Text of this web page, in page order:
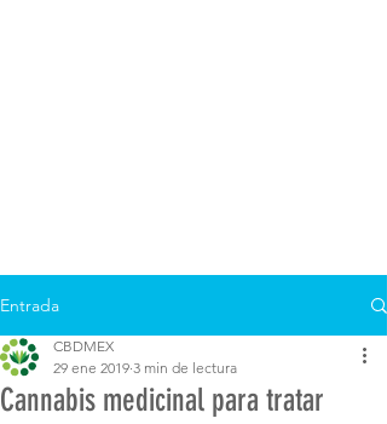
Entrada
Cannabis medicinal para tratar
CBDMEX
29 ene 2019 3 min de lectura